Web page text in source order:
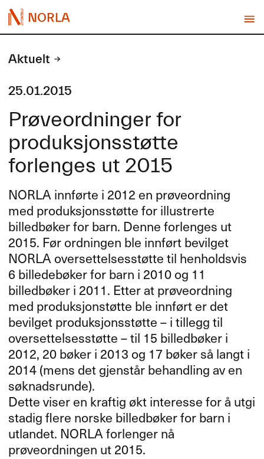
NORLA
Aktuelt
25.01.2015
Prøveordninger for
produksjonsstøtte
forlenges ut 2015
NORLAinnførte i 2012 en prøveordning
med produksjonsstøtte for illustrerte
billedbøker for barn. Denne forlenges ut
2015. Før ordningen ble innført bevilget
NORLAoversettelsesstøtte til henholdsvis
6 billedebøker for barn i 2010 og 11
billedbøker i 2011. Etter at prøveordning
med produksjonstøtte ble innført er det
bevilget produksjonsstøtte – i tillegg til
oversettelsesstøtte – til 15 billedbøker i
2012, 20 bøker i 2013 og 17 bøker så langt i
2014 (mens det gjenstår behandling av en
søknadsrunde).
Dette viser en kraftig økt interesse for å utgi
stadig flere norske billedbøker for barn i
utlandet. NORLAforlenger nå
prøveordningen ut 2015.